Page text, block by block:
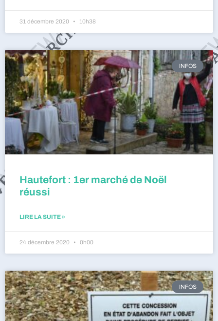
31 décembre 2020 10h38
INFOS
Hautefort : 1er marché de Noël
réussi
LIRE LA SUITE »
24 décembre 2020 0h00
INFOS